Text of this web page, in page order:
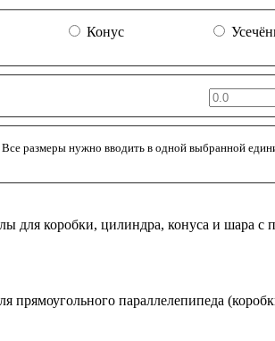
Конус
Все размеры нужно вводить в одной выбранной
для коробки, цилиндра, конуса и шара с
параллелепипеда